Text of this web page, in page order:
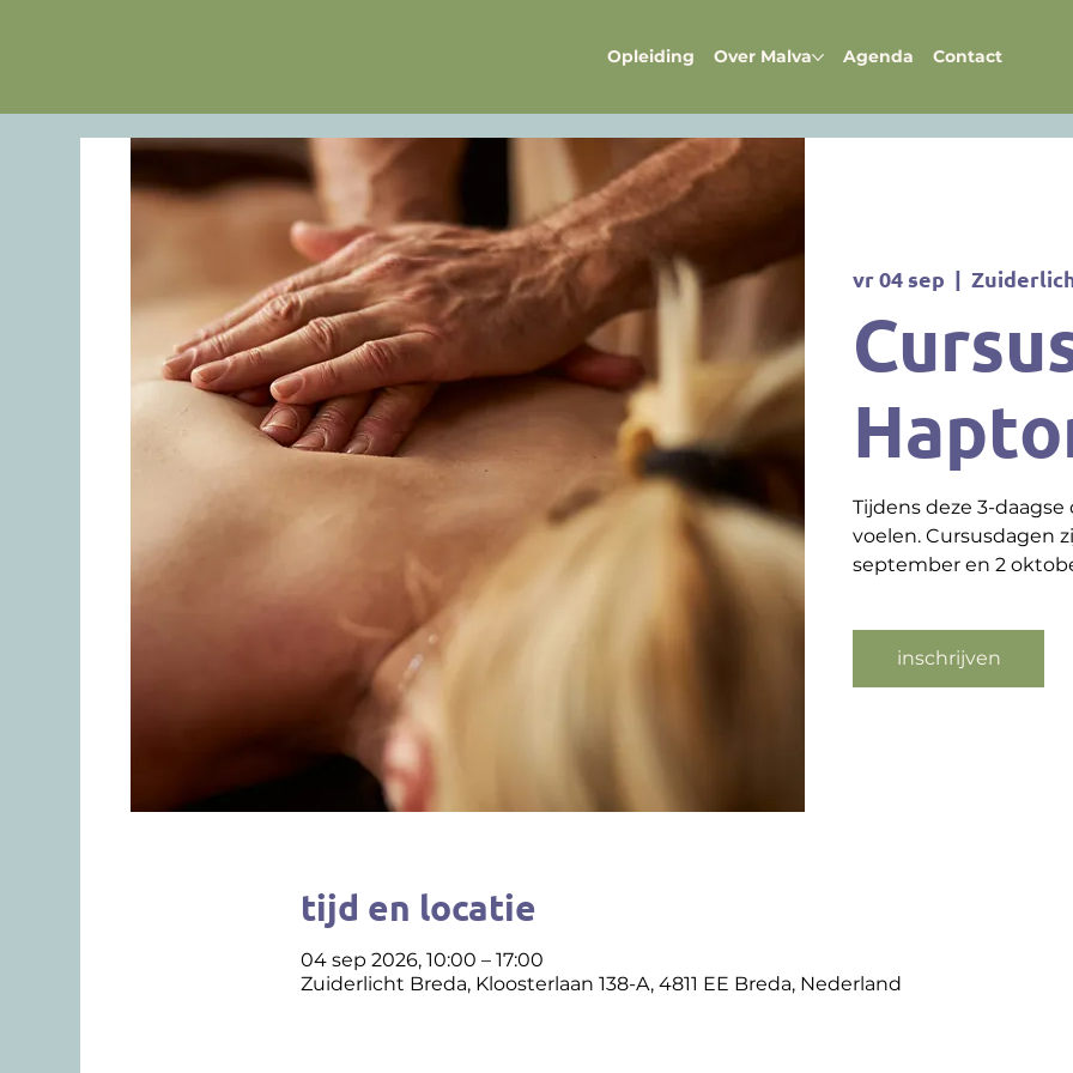
Opleiding Over Malva Agenda Contact
vr 04 sep
  |
Tijdens deze 3-
voelen. Cursusdagen
september en 2
inschrijven
tijd en locatie
04 sep 2026, 10:00 – 17:00
Zuiderlicht Breda, Kloosterlaan 138-A, 4811 EE Breda, Nederland